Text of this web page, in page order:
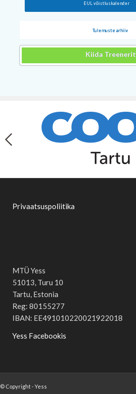
EUL võistluskalender
Tulemuste arhiiv
Kiida Treenerit
Privaatsuspoliitika
MTÜ Yess
51013, Turu 10
Tartu, Estonia
Reg: 80155277
IBAN: EE491010220021922018
Yess Facebookis
© Copyright - Yess